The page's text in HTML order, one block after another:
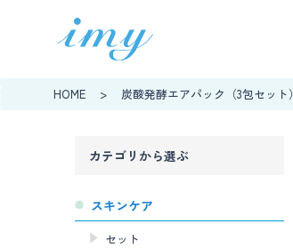
HOME > 炭酸発酵エアパック（3包セット）
カテゴリから選ぶ
スキンケア
セット